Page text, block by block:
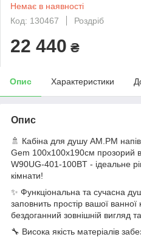
Немає в наявності
Код: 130467
Роздріб
22 440 ₴
Опис Характеристики
Опис
🚿 Кабіна для душу AM.PM
Gem 100x100x190см прозорий
W90UG-401-100BT - ідеальне
кімнати!
✨ Функціональна та сучасна
заповнить простір вашої ванної
бездоганний зовнішній вигляд
🔧 Висока якість матеріалів